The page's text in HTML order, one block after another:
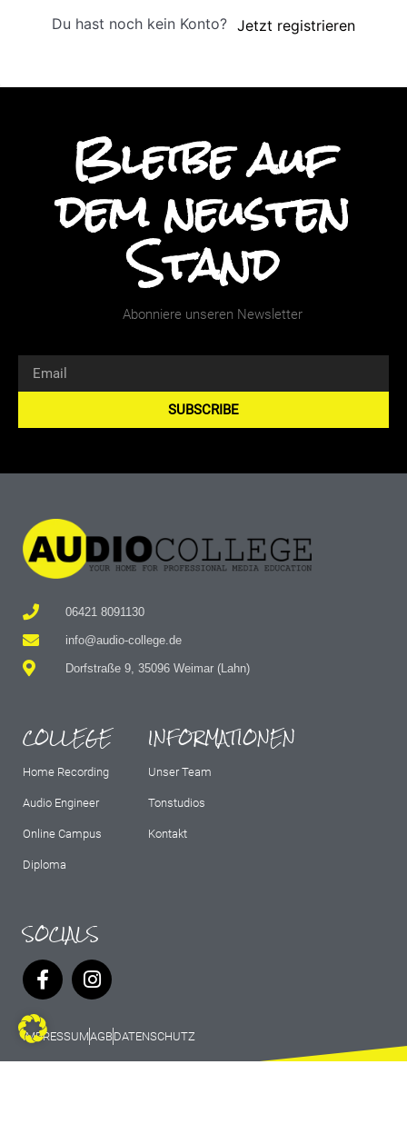
Du hast noch kein Konto? Jetzt registrieren
Bleibe auf
dem neusten
Stand
Abonniere unseren Newsletter
SUBSCRIBE
06421 8091130
info@audio-college.de
Dorfstraße 9, 35096 Weimar (Lahn)
COLLEGE
Home Recording
Audio Engineer
Online Campus
Diploma
INFORMATIONEN
Unser Team
Tonstudios
Kontakt
SOCIALS
IMPRESSUMAGBDATENSCHUTZ